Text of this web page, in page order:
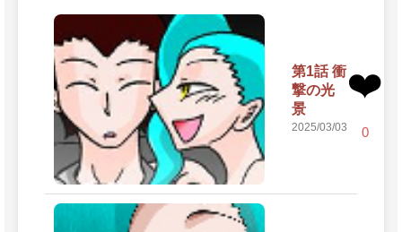
第1話 衝
撃の光
景
2025/03/03
❤️
0